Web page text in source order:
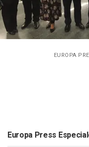
EUROPA
Europa Press